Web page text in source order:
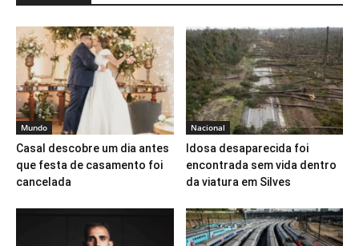
Mundo
Casal descobre um dia antes
que festa de casamento foi
cancelada
Nacional
Idosa desaparecida foi
encontrada sem vida dentro
da viatura em Silves